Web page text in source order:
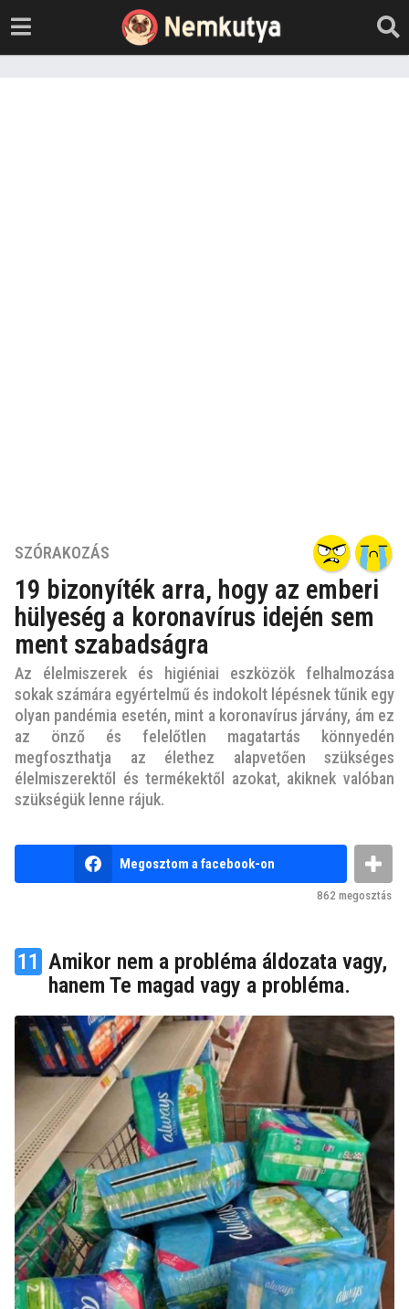
6
v
e
z
e
l
ő
t
6
é
e
e
t
t
SZÓRAKOZÁS
19 bizonyíték arra, hogy az emberi
hülyeség a koronavírus idején sem
ment szabadságra
Az élelmiszerek és higiéniai eszközök felhalmozása
sokak számára egyértelmű és indokolt lépésnek tűnik egy
olyan pandémia esetén, mint a koronavírus járvány, ám ez
az önző és felelőtlen magatartás könnyedén
megfoszthatja az élethez alapvetően szükséges
élelmiszerektől és termékektől azokat, akiknek valóban
szükségük lenne rájuk.
n
u
t
Megosztom a facebook-on
862 megosztás
11 Amikor nem a probléma áldozata vagy,
hanem Te magad vagy a probléma.